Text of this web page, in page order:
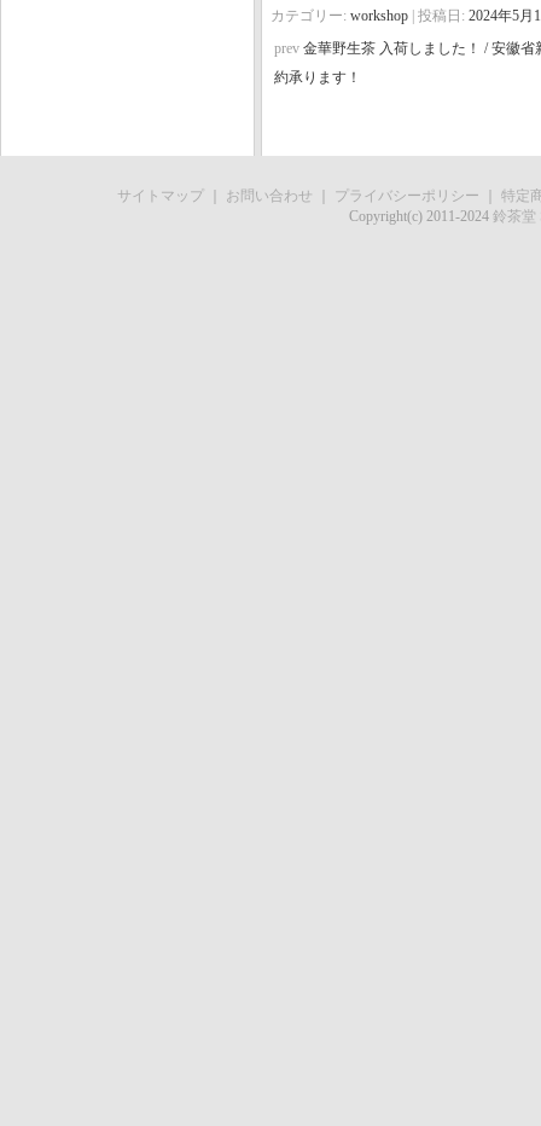
カテゴリー: workshop | 投稿日: 2024年5月
prev 金華野生茶 入荷しました！ / 安徽省
約承ります！
サイトマップ お問い合わせ プライバシーポリシー
特定
Copyright(c) 2011-2024 鈴茶堂